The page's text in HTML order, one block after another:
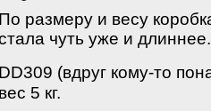
По размеру и весу
чуть уже и
DD309 (вдруг кому-то
вес 5 кг.